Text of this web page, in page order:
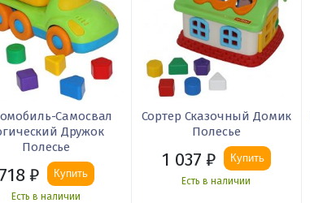
Самосвал
Дружок
Полесье
₽ Купить
Есть в наличии
Сортер Сказочный Домик
Полесье
1 037 ₽ Купить
Есть в наличии